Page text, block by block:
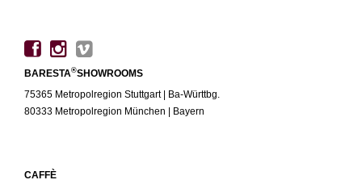
BARESTA®SHOWROOMS
75365 Metropolregion Stuttgart | Ba-Württbg.
80333 Metropolregion München | Bayern
CAFFÈ